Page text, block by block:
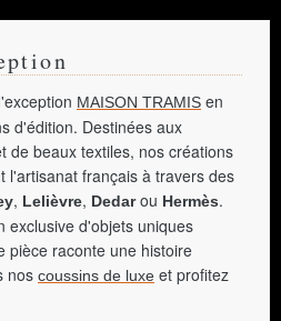
MAISON TRAMIS en
d'édition. Destinées aux
de beaux textiles, nos créations
l'artisanat français à travers des
, Lelièvre, Dedarou Hermès.
exclusive d'objets uniques
pièce raconte une histoire
nos coussins de luxe et profitez